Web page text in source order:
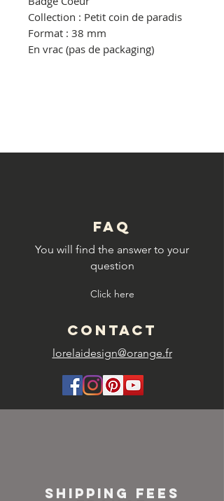
Collection : Petit coin de paradis
Format : 38 mm
En vrac (pas de packaging)
FAQ
You will find the answer to your
question
Click here
CONTACT
lorelaidesign@orange.fr
SHIPPING FEES